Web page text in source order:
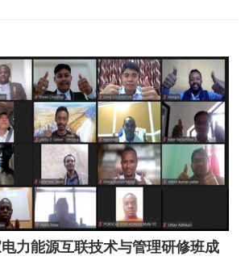
力能源互联技术与管理研修班成